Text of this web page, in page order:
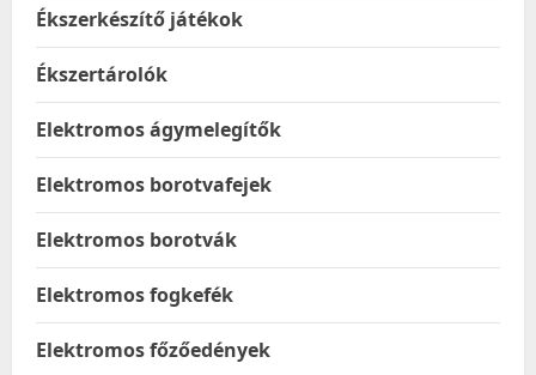
Ékszerkészítő játékok
Ékszertárolók
Elektromos ágymelegítők
Elektromos borotvafejek
Elektromos borotvák
Elektromos fogkefék
Elektromos főzőedények